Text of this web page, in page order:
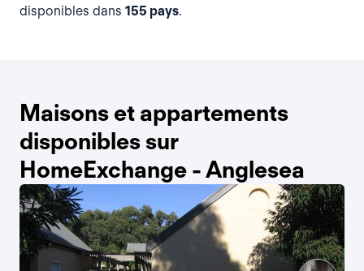
disponibles dans 155 pays.
Maisons et appartements
disponibles sur
HomeExchange - Anglesea